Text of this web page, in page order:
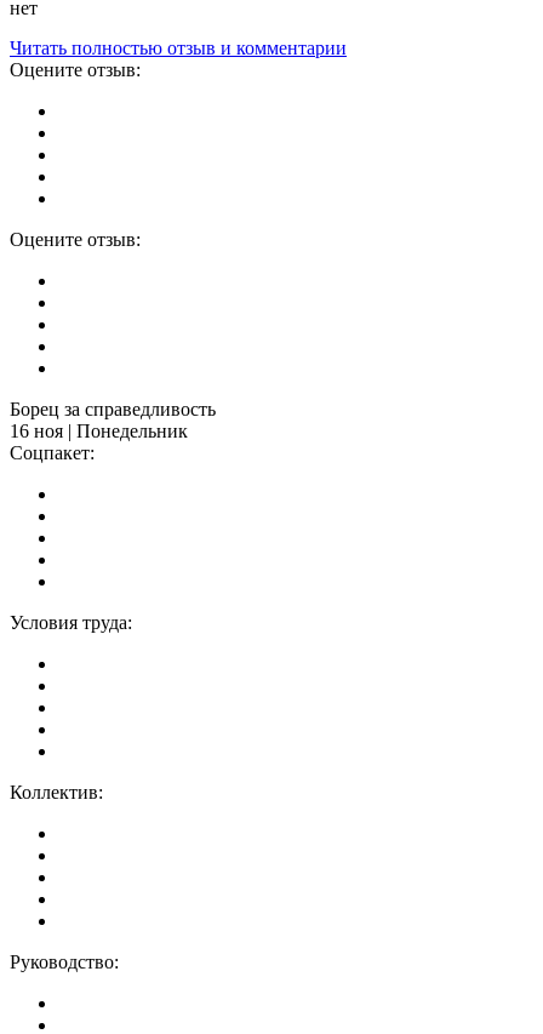
нет
Читать полностью отзыв и комментарии
Оцените отзыв:
Оцените отзыв:
Борец за справедливость
16 ноя | Понедельник
Соцпакет:
Условия труда:
Коллектив:
Руководство: